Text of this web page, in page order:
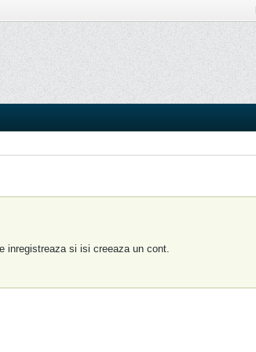
inregistreaza si isi creeaza un cont.